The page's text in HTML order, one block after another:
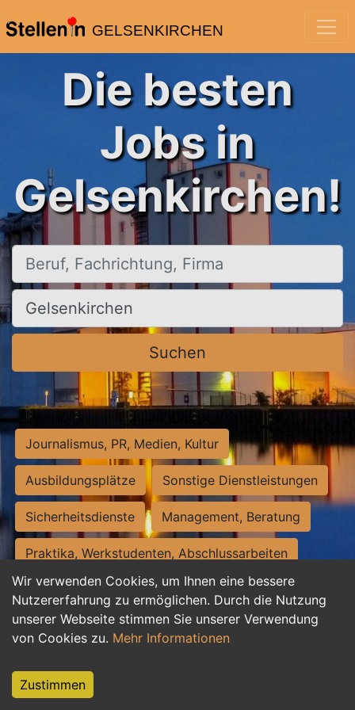
GELSENKIRCHEN
Wir verwenden Cookies, um Ihnen eine bessere
Nutzererfahrung zu ermöglichen. Durch die Nutzung
unserer Webseite stimmen Sie unserer Verwendung
von Cookies zu. Mehr Informationen
Zustimmen
Die besten
Jobs in
Gelsenkirchen!
Beruf, Fachrichtung, Firma
Ort, Stadt
Suchen
Journalismus, PR, Medien, Kultur
Ausbildungsplätze Sonstige Dienstleistungen
Sicherheitsdienste Management, Beratung
Praktika, Werkstudenten, Abschlussarbeiten
Personalwesen Assistenz, Sekretariat
Hilfskräfte, Aushilfs- und Nebenjobs
Weiterbildung, Studium, duale Ausbildung